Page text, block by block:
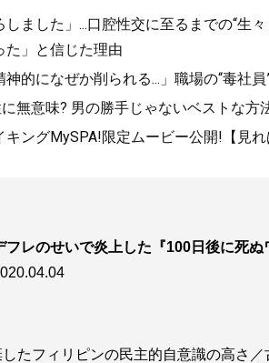
ました」...口腔性交に至るまでの“生
た」と信じた理由
的になぜか削られる...」職場の“毒社
無意味? 男の勝手じゃないベストな方
ングMySPA!限定ムービー公開!【見れ
フレのせいで炎上した『100日後に死ぬ
たフィリピンの民主的自意識の高さ